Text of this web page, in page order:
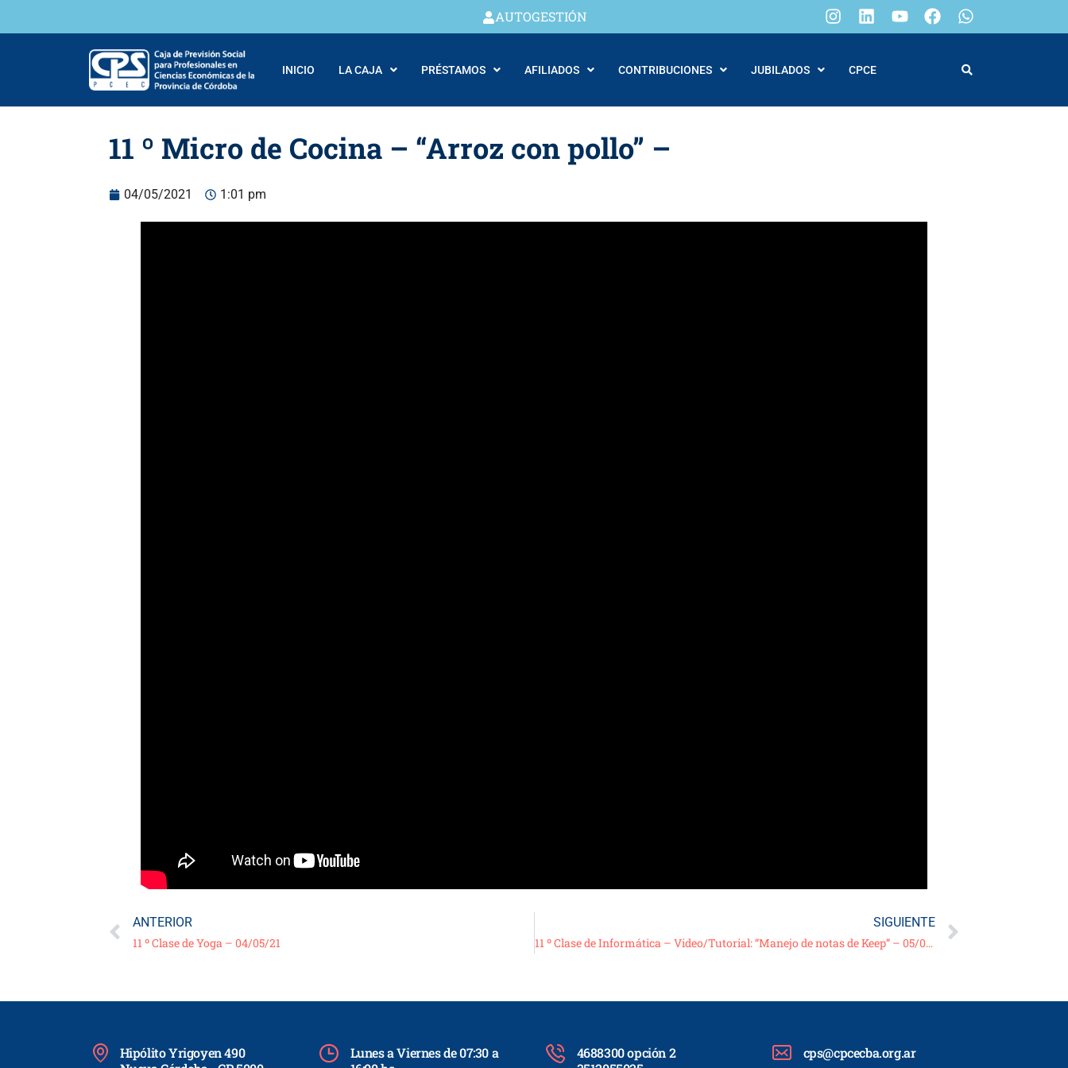
AUTOGESTIÓN
INICIO LA CAJA PRÉSTAMOS AFILIADOS CONTRIBUCIONES JUBILADOS CPCE
11 º Micro de Cocina – “Arroz con pollo” –
04/05/2021 1:01 pm
ANTERIOR
11 º Clase de Yoga – 04/05/21
SIGUIENTE
11 º Clase de Informática – Video/Tutorial: “Manejo de notas de Keep” – 05/05/21
Hipólito Yrigoyen 490
Lunes a Viernes de 07:30 a
4688300 opción 2
cps@cpcecba.org.ar